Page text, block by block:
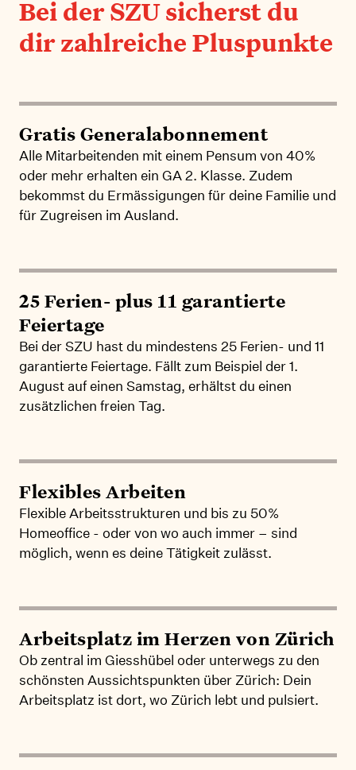
Bei der SZU sicherst du
dir zahlreiche Pluspunkte
Gratis Generalabonnement
Alle Mitarbeitenden mit einem Pensum von 40%
oder mehr erhalten ein GA 2. Klasse. Zudem
bekommst du Ermässigungen für deine Familie und
für Zugreisen im Ausland.
25 Ferien- plus 11 garantierte
Feiertage
Bei der SZU hast du mindestens 25 Ferien- und 11
garantierte Feiertage. Fällt zum Beispiel der 1.
August auf einen Samstag, erhältst du einen
zusätzlichen freien Tag.
Flexibles Arbeiten
Flexible Arbeitsstrukturen und bis zu 50%
Homeoffice - oder von wo auch immer – sind
möglich, wenn es deine Tätigkeit zulässt.
Arbeitsplatz im Herzen von Zürich
Ob zentral im Giesshübel oder unterwegs zu den
schönsten Aussichtspunkten über Zürich: Dein
Arbeitsplatz ist dort, wo Zürich lebt und pulsiert.